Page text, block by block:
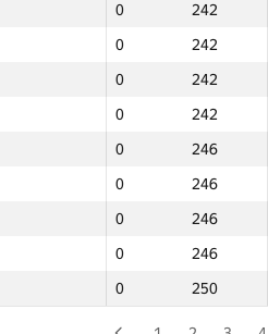
0
242
0
242
0
242
0
242
0
246
0
246
0
246
0
246
0 250
0
242
0
242
0
242
0
242
0
246
0
246
0
246
0
246
0 250